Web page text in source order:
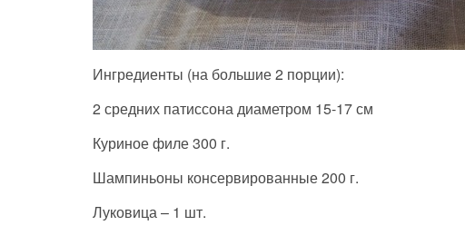
Ингредиенты (на большие 2 порции):
2 средних патиссона диаметром 15-17 см
Куриное филе 300 г.
Шампиньоны консервированные 200 г.
Луковица – 1 шт.